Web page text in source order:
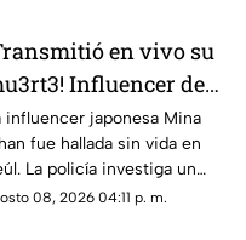
en vivo su
Influencer de
Mina Chan
en su
de Seúl
influencer japonesa Mina
fue hallada sin vida en
La policía investiga un
suicidio tras una alerta
08, 2026 04:11 p. m.